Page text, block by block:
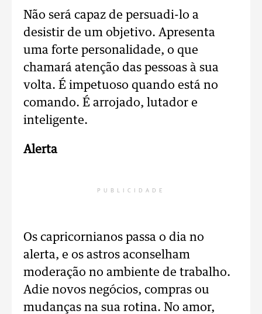
Não será capaz de persuadi-lo a
desistir de um objetivo. Apresenta
uma forte personalidade, o que
chamará atenção das pessoas à sua
volta. É impetuoso quando está no
comando. É arrojado, lutador e
inteligente.
Alerta
PUBLICIDADE
Os capricornianos passa o dia no
alerta, e os astros aconselham
moderação no ambiente de trabalho.
Adie novos negócios, compras ou
mudanças na sua rotina. No amor,